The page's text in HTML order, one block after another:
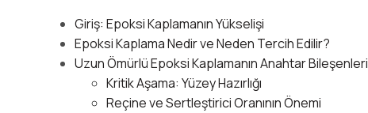
Giriş: Epoksi Kaplamanın Yükselişi
Epoksi Kaplama Nedir ve Neden Tercih Edilir?
Uzun Ömürlü Epoksi Kaplamanın Anahtar Bileşenleri
Kritik Aşama: Yüzey Hazırlığı
Reçine ve Sertleştirici Oranının Önemi